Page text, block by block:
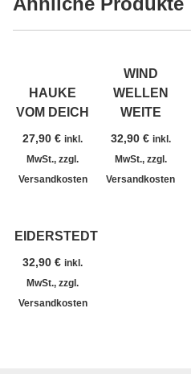
HAUKE
VOM DEICH
27,90€ inkl.
MwSt., zzgl.
Versandkosten
WIND
WELLEN
WEITE
32,90 € inkl.
MwSt., zzgl.
Versandkosten
EIDERSTEDT
32,90€ inkl.
MwSt., zzgl.
Versandkosten